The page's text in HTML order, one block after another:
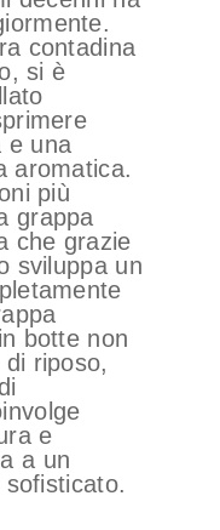
contadina
si è
e una
aromatica.
più
grappa
che grazie
sviluppa un
botte non
riposo,
e
a un